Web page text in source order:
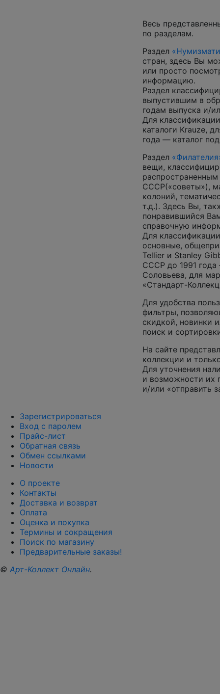
Весь
по разделам.
Раздел
стран, здесь Вы
или просто
информацию.
Раздел
выпустившим в
годам выпуска и/
Для
каталоги Krauze,
года — каталог
Раздел
вещи,
СССР(«советы»),
колоний,
т.д.). Здесь Вы,
понравившийся
справочную
Для
основные,
Tellier и Stanley
СССР до 1991
Соловьева, для
«Стандарт-
Для удобства
фильтры,
скидкой, новинки
поиск и
На сайте
коллекции и
Для уточнения
и возможности их
и/или «отправить
Зарегистрироваться
Вход с паролем
Прайс-лист
Обратная связь
Обмен ссылками
Новости
О проекте
Контакты
Доставка и возврат
Оплата
Оценка и покупка
Термины и сокращения
Поиск по магазину
Предварительные заказы!
© Арт-Коллект Онлайн.